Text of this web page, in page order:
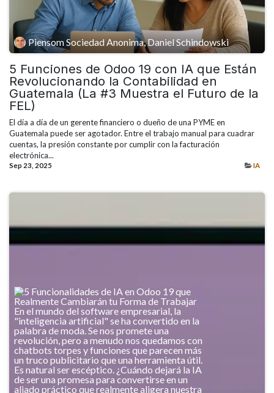
Piensom Sociedad Anonima, Daniel Schindowski
5 Funciones de Odoo 19 con IA que Están
Revolucionando la Contabilidad en
Guatemala (La #3 Muestra el Futuro de la
FEL)
El día a día de un gerente financiero o dueño de una PYME en
Guatemala puede ser agotador. Entre el trabajo manual para cuadrar
cuentas, la presión constante por cumplir con la facturación
electrónica...
Sep 23, 2025 IA